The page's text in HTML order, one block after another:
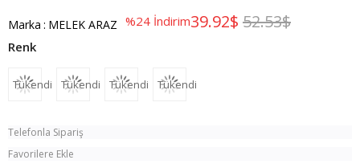
Marka : MELEK ARAZ %24 İndirim 52.53$
39.92$
Tükendi Tükendi Tükendi Tükendi
Telefonla Sipariş
Favorilere Ekle